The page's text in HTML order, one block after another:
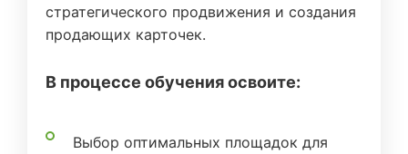
стратегического продвижения и создания
продающих карточек.
В процессе обучения освоите:
Выбор оптимальных площадок для